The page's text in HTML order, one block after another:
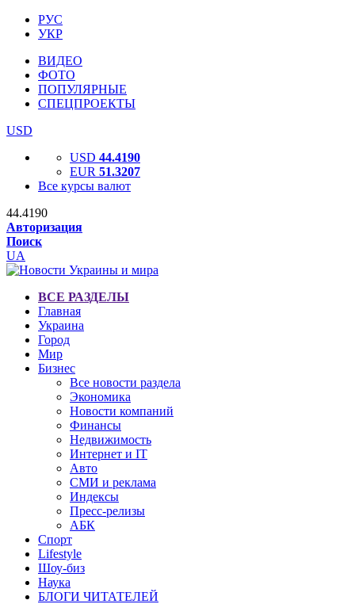
РУС
УКР
ВИДЕО
ФОТО
ПОПУЛЯРНЫЕ
СПЕЦПРОЕКТЫ
USD
USD 44.4190
EUR 51.3207
Все курсы валют
44.4190
Авторизация
Поиск
UA
ВСЕ РАЗДЕЛЫ
Главная
Украина
Город
Мир
Бизнес
Все новости раздела
Экономика
Новости компаний
Финансы
Недвижимость
Интернет и IT
Авто
СМИ и реклама
Индексы
Пресс-релизы
АБК
Спорт
Lifestyle
Шоу-биз
Наука
БЛОГИ ЧИТАТЕЛЕЙ